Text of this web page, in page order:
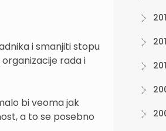
i smanjiti stopu
rada i
bi veoma jak
a to se posebno